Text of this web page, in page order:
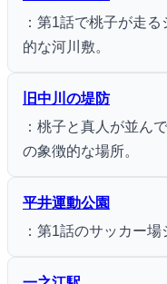
：第1話で桃子が走
的な河川敷。
旧中川の堤防
：桃子と真人が並ん
の象徴的な場所。
平井運動公園
：第1話のサッカー